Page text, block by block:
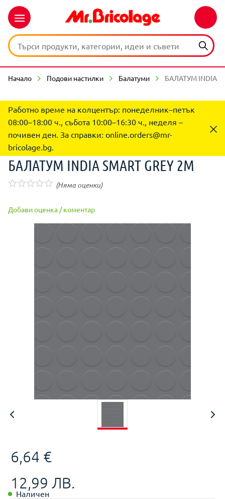
Начало Подови настилки Балатуми БАЛАТУМ INDIA
Работно време на колцентър: понеделник–петък
08:00–18:00 ч., събота 10:00–16:30 ч., неделя –
почивен ден. За справки: online.orders@mr-
bricolage.bg.
БАЛАТУМ INDIA SMART GREY 2M
(Няма оценки)
Добави оценка / коментар
6,64 €
12,99 ЛВ.
Наличен